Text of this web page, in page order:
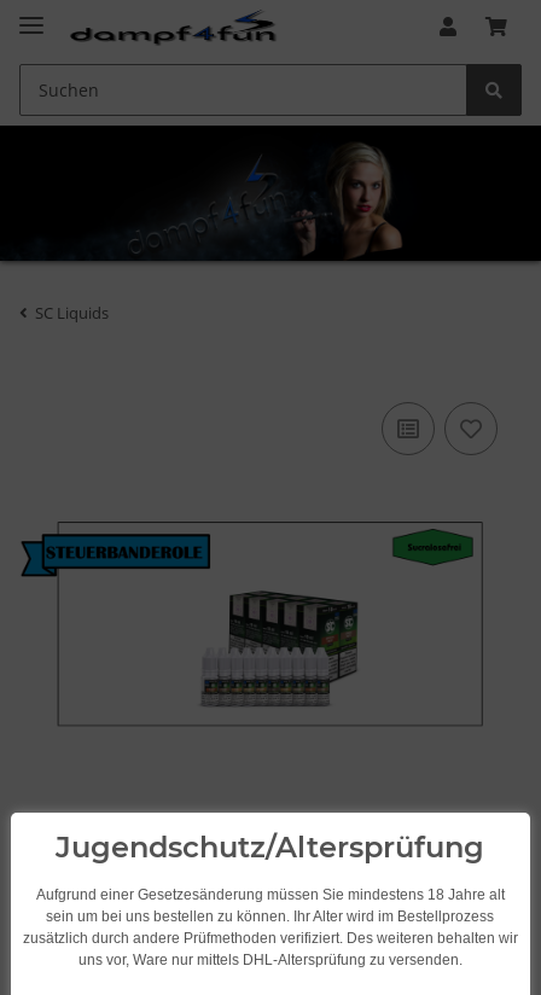
SC Liquids
Jugendschutz/Altersprüfung
Aufgrund einer Gesetzesänderung müssen Sie mindestens 18 Jahre alt
sein um bei uns bestellen zu können. Ihr Alter wird im Bestellprozess
zusätzlich durch andere Prüfmethoden verifiziert. Des weiteren behalten wir
uns vor, Ware nur mittels DHL-Altersprüfung zu versenden.